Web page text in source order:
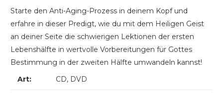
Starte den Anti-Aging-Prozess in deinem Kopf und
erfahre in dieser Predigt, wie du mit dem Heiligen Geist
an deiner Seite die schwierigen Lektionen der ersten
Lebenshälfte in wertvolle Vorbereitungen für Gottes
Bestimmung in der zweiten Hälfte umwandeln kannst!
Art:
CD, DVD